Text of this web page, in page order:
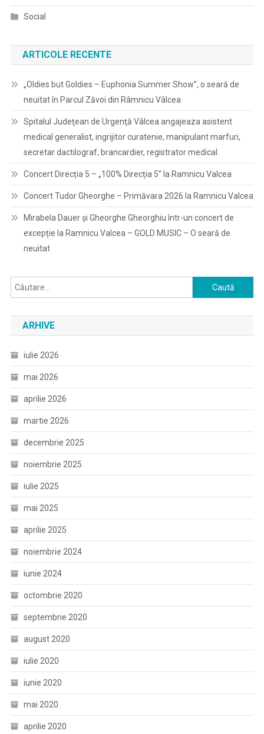
Social
ARTICOLE RECENTE
„Oldies but Goldies – Euphonia Summer Show”, o seară de
neuitat în Parcul Zăvoi din Râmnicu Vâlcea
Spitalul Judeţean de Urgenţă Vâlcea angajeaza asistent
medical generalist, ingrijitor curatenie, manipulant marfuri,
secretar dactilograf, brancardier, registrator medical
Concert Direcția 5 – „100% Direcția 5” la Ramnicu Valcea
Concert Tudor Gheorghe – Primăvara 2026 la Ramnicu Valcea
Mirabela Dauer și Gheorghe Gheorghiu într-un concert de
excepție la Ramnicu Valcea – GOLD MUSIC – O seară de
neuitat
Caută
după:
ARHIVE
iulie 2026
mai 2026
aprilie 2026
martie 2026
decembrie 2025
noiembrie 2025
iulie 2025
mai 2025
aprilie 2025
noiembrie 2024
iunie 2024
octombrie 2020
septembrie 2020
august 2020
iulie 2020
iunie 2020
mai 2020
aprilie 2020